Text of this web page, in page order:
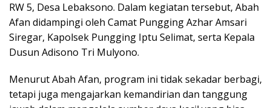
RW 5, Desa Lebaksono. Dalam kegiatan tersebut, Abah
Afan didampingi oleh Camat Pungging Azhar Amsari
Siregar, Kapolsek Pungging Iptu Selimat, serta Kepala
Dusun Adisono Tri Mulyono.
Menurut Abah Afan, program ini tidak sekadar berbagi,
tetapi juga mengajarkan kemandirian dan tanggung